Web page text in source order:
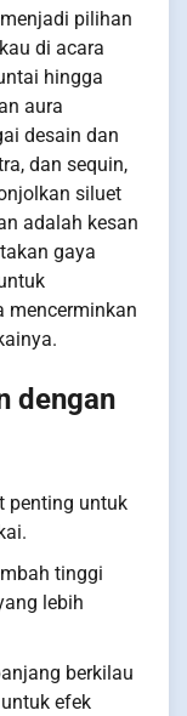
pilihan
di acara
hingga
aura
desain dan
dan sequin,
siluet
adalah kesan
gaya
mencerminkan
dengan
penting untuk
tinggi
lebih
berkilau
efek